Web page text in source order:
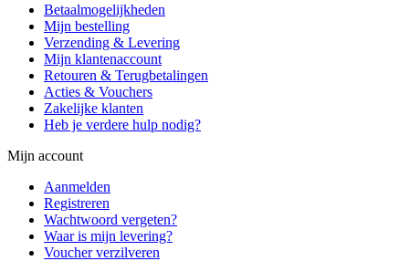
Betaalmogelijkheden
Mijn bestelling
Verzending & Levering
Mijn klantenaccount
Retouren & Terugbetalingen
Acties & Vouchers
Zakelijke klanten
Heb je verdere hulp nodig?
Mijn account
Aanmelden
Registreren
Wachtwoord vergeten?
Waar is mijn levering?
Voucher verzilveren